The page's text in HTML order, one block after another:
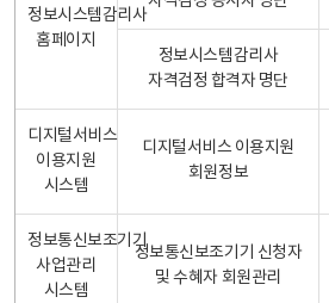
정보시스템감리사
홈페이지
정보시스템감리사
자격검정 합격자 명단
디지털서비스
이용지원
시스템
디지털서비스 이용지원
회원정보
정보통신보조기기
사업관리
시스템
정보통신보조기기 신청자
및 수혜자 회원관리